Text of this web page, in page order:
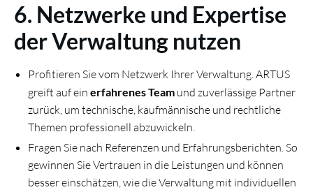
6. Netzwerke und Expertise
der Verwaltung nutzen
Profitieren Sie vom Netzwerk Ihrer Verwaltung. ARTUS
greift auf ein erfahrenes Team und zuverlässige Partner
zurück, um technische, kaufmännische und rechtliche
Themen professionell abzuwickeln.
Fragen Sie nach Referenzen und Erfahrungsberichten. So
gewinnen Sie Vertrauen in die Leistungen und können
besser einschätzen, wie die Verwaltung mit individuellen